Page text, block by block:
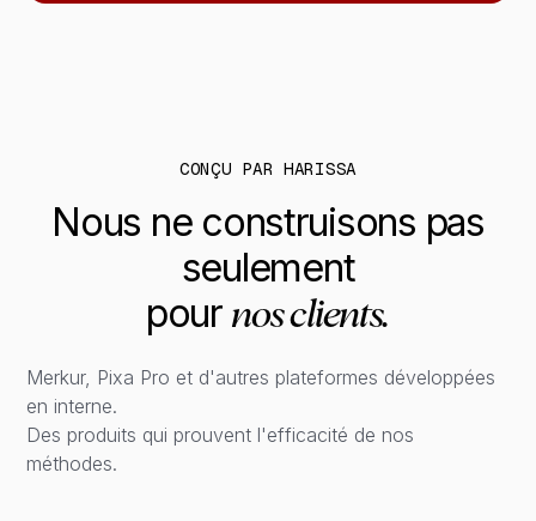
CONÇU PAR HARISSA
Nous ne construisons pas
seulement
pour nosclients.
Merkur, Pixa Pro et d'autres plateformes développées
en interne.
Des produits qui prouvent l'efficacité de nos
méthodes.